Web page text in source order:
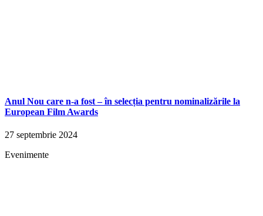
Anul Nou care n-a fost – în selecția pentru nominalizările la
European Film Awards
27 septembrie 2024
Evenimente